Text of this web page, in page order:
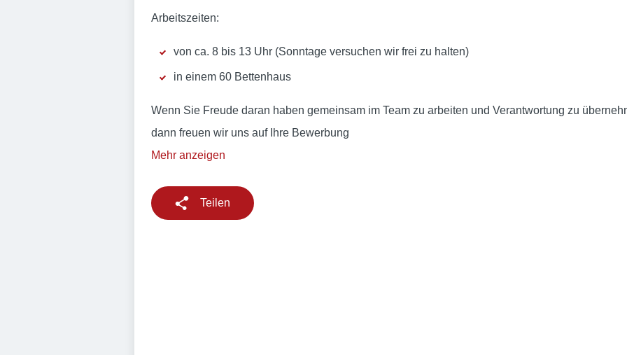
Arbeitszeiten:
von ca. 8 bis 13 Uhr (Sonntage versuchen wir frei zu halten)
in einem 60 Bettenhaus
Wenn Sie Freude daran haben gemeinsam im Team zu arbeiten und Verantwortung zu
dann freuen wir uns auf Ihre Bewerbung
Mehr anzeigen
Teilen